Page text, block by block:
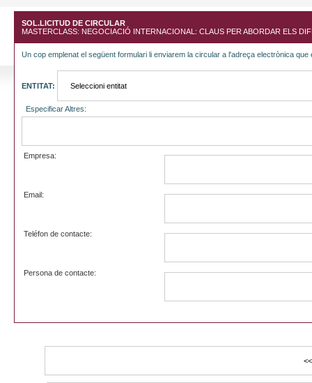
SOL.LICITUD DE CIRCULAR
MASTERCLASS: NEGOCIACIÓ INTERNACIONAL: CLAUS PER ABORDAR ELS
Un cop emplenat el següent formulari li enviarem la circular a l'adreça electrònica que
ENTITAT:
Especificar Altres:
Empresa:
Email:
Teléfon de contacte:
Persona de contacte: